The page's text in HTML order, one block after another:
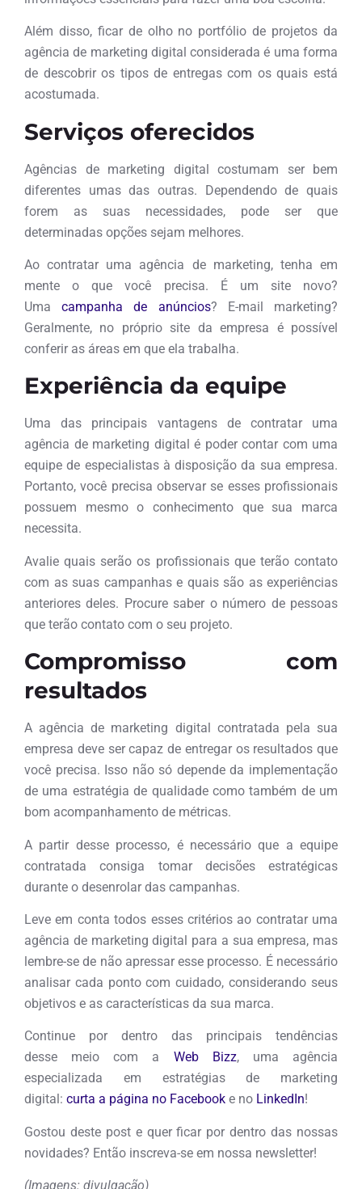
Além disso, ficar de olho no portfólio de projetos da
agência de marketing digital considerada é uma forma
de descobrir os tipos de entregas com os quais está
acostumada.
Serviços oferecidos
Agências de marketing digital costumam ser bem
diferentes umas das outras. Dependendo de quais
forem as suas necessidades, pode ser que
determinadas opções sejam melhores.
Ao contratar uma agência de marketing, tenha em
mente o que você precisa. É um site novo?
Umacampanha de anúncios? E-mail marketing?
Geralmente, no próprio site da empresa é possível
conferir as áreas em que ela trabalha.
Experiência da equipe
Uma das principais vantagens de contratar uma
agência de marketing digital é poder contar com uma
equipe de especialistas à disposição da sua empresa.
Portanto, você precisa observar se esses profissionais
possuem mesmo o conhecimento que sua marca
necessita.
Avalie quais serão os profissionais que terão contato
com as suas campanhas e quais são as experiências
anteriores deles. Procure saber o número de pessoas
que terão contato com o seu projeto.
Compromisso com
resultados
A agência de marketing digital contratada pela sua
empresa deve ser capaz de entregar os resultados que
você precisa. Isso não só depende da implementação
de uma estratégia de qualidade como também de um
bom acompanhamento de métricas.
A partir desse processo, é necessário que a equipe
contratada consiga tomar decisões estratégicas
durante o desenrolar das campanhas.
Leve em conta todos esses critérios ao contratar uma
agência de marketing digital para a sua empresa, mas
lembre-se de não apressar esse processo. É necessário
analisar cada ponto com cuidado, considerando seus
objetivos e as características da sua marca.
Continue por dentro das principais tendências
desse meio com a Web Bizz, uma agência
especializada em estratégias de marketing
digital: curta a página no Facebook e no LinkedIn!
Gostou deste post e quer ficar por dentro das nossas
novidades? Então inscreva-se em nossa newsletter!
(Imagens: divulgação)